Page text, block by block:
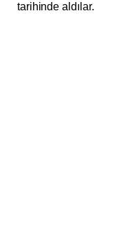
tarihinde aldılar.